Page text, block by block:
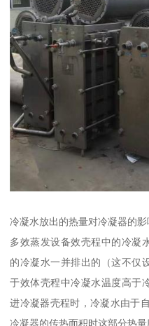
冷凝水放出的热量对冷凝器的影
多效蒸发设备效壳程中的冷凝
的冷凝水一并排出的（这不仅
于效体壳程中冷凝水温度高于
进冷凝器壳程时，冷凝水由于
冷凝器的传热面积时这部分热量